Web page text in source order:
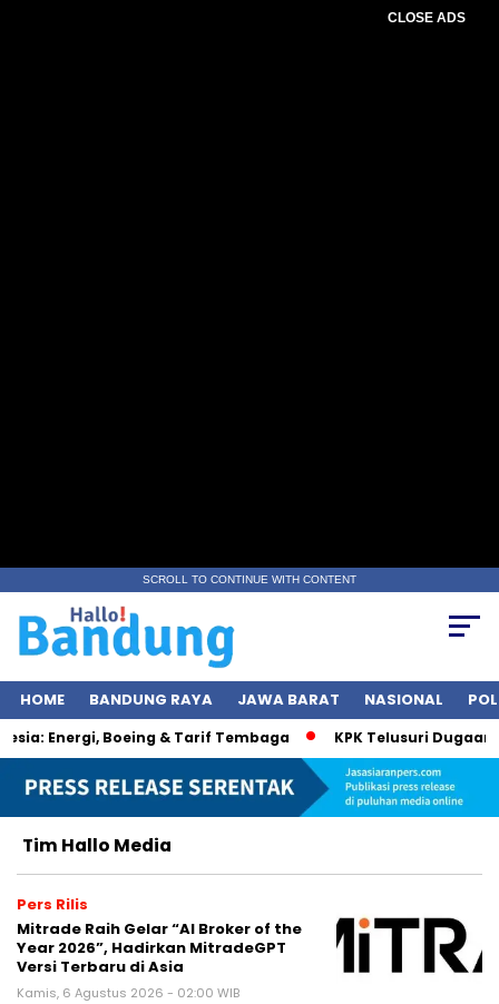
CLOSE ADS
SCROLL TO CONTINUE WITH CONTENT
HOME BANDUNG RAYA JAWA BARAT NASIONAL
Energi, Boeing & Tarif Tembaga KPK Telusuri Dugaan
Tim Hallo Media
Pers Rilis
Mitrade Raih Gelar “AI Broker of the
Year 2026”, Hadirkan MitradeGPT
Versi Terbaru di Asia
Kamis, 6 Agustus 2026 - 02:00 WIB